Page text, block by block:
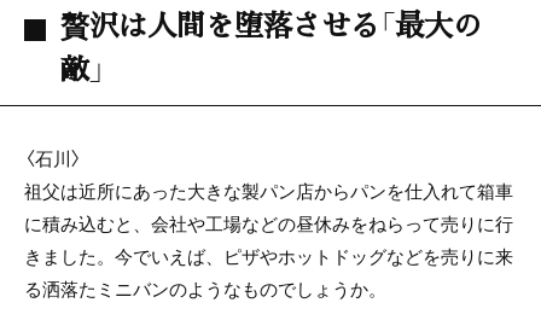
贅沢は人間を堕落させる「最大の
敵」
〈石川〉
祖父は近所にあった大きな製パン店からパンを仕入れて箱車
に積み込むと、会社や工場などの昼休みをねらって売りに行
きました。今でいえば、ピザやホットドッグなどを売りに来
る洒落たミニバンのようなものでしょうか。